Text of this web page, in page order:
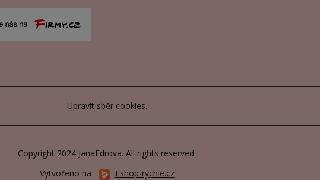
Upravit sběr cookies.
Copyright 2024 JanaEdrova. All rights reserved.
Vytvořeno na
Eshop-rychle.cz